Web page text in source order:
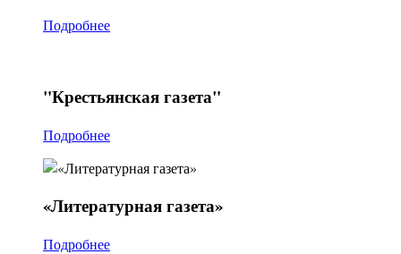
Подробнее
"Крестьянскаягазета"
Подробнее
«Литературнаягазета»
Подробнее